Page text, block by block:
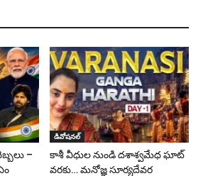
–
డివోషనల్
కాశీ వీధుల నుండి దశాశ్వమేధ ఘాట్
వరకు… మనోజ్ఞ సూర్యదేవర